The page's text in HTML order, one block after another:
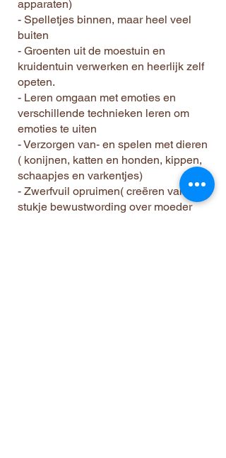
apparaten)
- Spelletjes binnen, maar heel veel
buiten
- Groenten uit de moestuin en
kruidentuin verwerken en heerlijk zelf
opeten.
- Leren omgaan met emoties en
verschillende technieken leren om
emoties te uiten
- Verzorgen van- en spelen met dieren
( konijnen, katten en honden, kippen,
schaapjes en varkentjes)
- Zwerfvuil opruimen( creëren van een
stukje bewustwording over moeder